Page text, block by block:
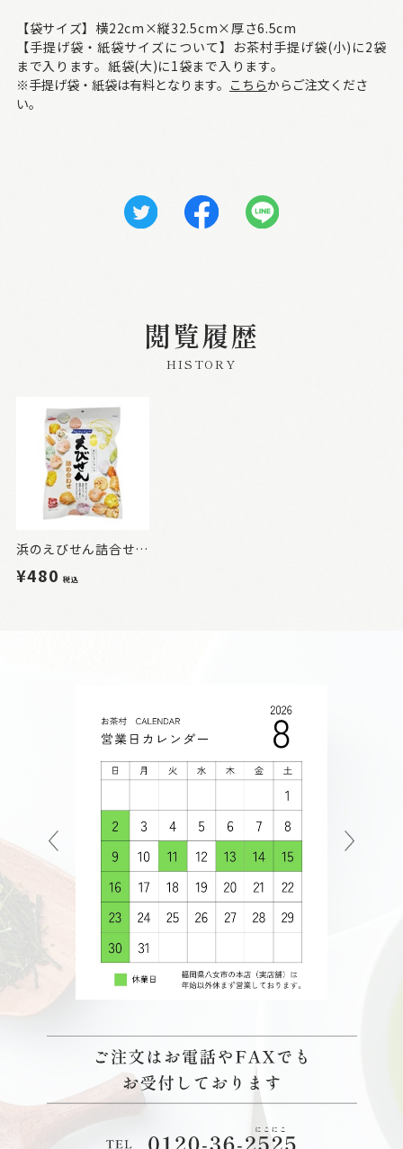
【袋サイズ】横22cm×縦32.5cm×厚さ6.5cm
【手提げ袋・紙袋サイズについて】お茶村手提げ袋(小)に2袋
まで入ります。紙袋(大)に1袋まで入ります。
※手提げ袋・紙袋は有料となります。 こちらからご注文くださ
い。
閲覧履歴
HISTORY
浜のえびせん詰合せ 140g
¥480税込